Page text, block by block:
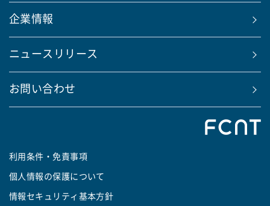
企業情報
ニュースリリース
お問い合わせ
利用条件・免責事項
個人情報の保護について
情報セキュリティ基本方針